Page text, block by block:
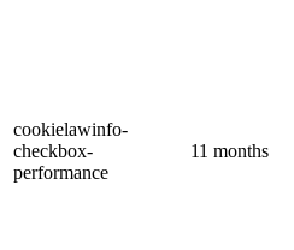
cookielawinfo-
checkbox-
performance
11 months